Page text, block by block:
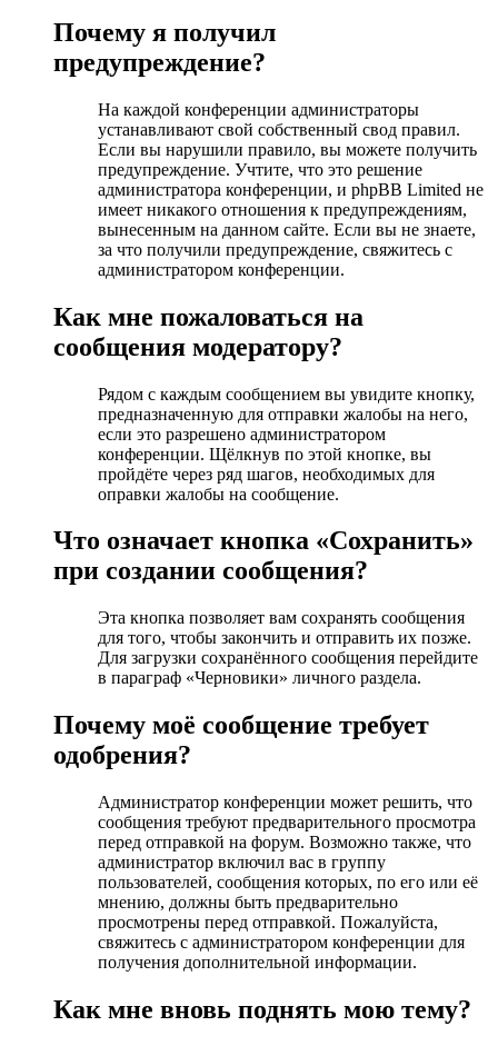
Почему я получил
предупреждение?
На каждой конференции администраторы
устанавливают свой собственный свод правил.
Если вы нарушили правило, вы можете получить
предупреждение. Учтите, что это решение
администратора конференции, и phpBB Limited не
имеет никакого отношения к предупреждениям,
вынесенным на данном сайте. Если вы не знаете,
за что получили предупреждение, свяжитесь с
администратором конференции.
Как мне пожаловаться на
сообщения модератору?
Рядом с каждым сообщением вы увидите кнопку,
предназначенную для отправки жалобы на него,
если это разрешено администратором
конференции. Щёлкнув по этой кнопке, вы
пройдёте через ряд шагов, необходимых для
оправки жалобы на сообщение.
Что означает кнопка «Сохранить»
при создании сообщения?
Эта кнопка позволяет вам сохранять сообщения
для того, чтобы закончить и отправить их позже.
Для загрузки сохранённого сообщения перейдите
в параграф «Черновики» личного раздела.
Почему моё сообщение требует
одобрения?
Администратор конференции может решить, что
сообщения требуют предварительного просмотра
перед отправкой на форум. Возможно также, что
администратор включил вас в группу
пользователей, сообщения которых, по его или её
мнению, должны быть предварительно
просмотрены перед отправкой. Пожалуйста,
свяжитесь с администратором конференции для
получения дополнительной информации.
Как мне вновь поднять мою тему?